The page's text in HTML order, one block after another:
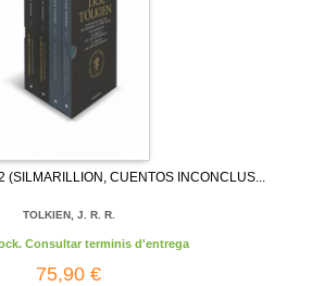
(SILMARILLION, CUENTOS INCONCLUS...
TOLKIEN, J. R. R.
Consultar terminis d'entrega
75,90 €